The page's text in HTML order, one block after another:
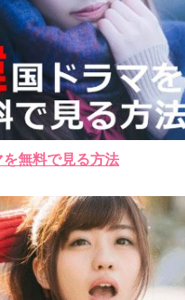
無料で見る方法